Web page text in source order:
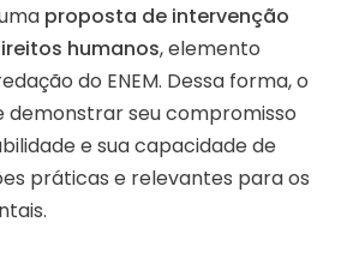
proposta de intervenção
humanos, elemento
do ENEM. Dessa forma, o
demonstrar seu compromisso
e sua capacidade de
práticas e relevantes para os